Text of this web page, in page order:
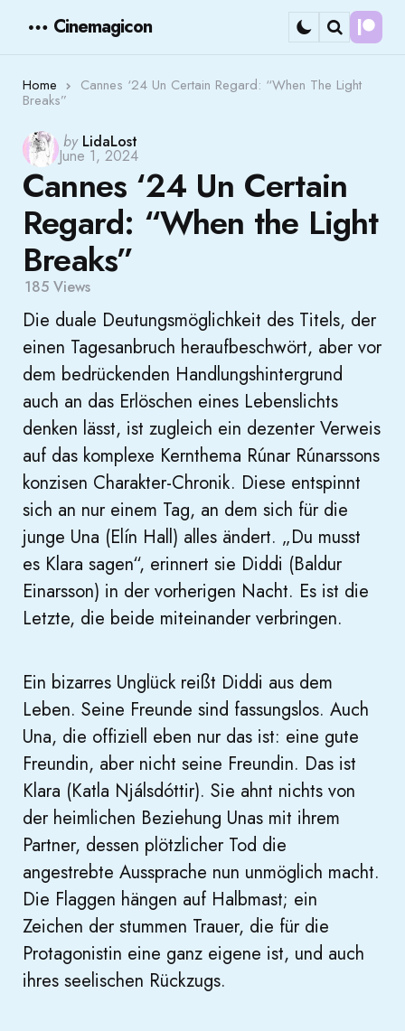
Cinemagicon
Search
Home Cannes ‘24 Un Certain Regard: “When The Light
Breaks”
Posted
by
by LidaLost
June 1, 2024
Cannes ‘24 Un Certain
Regard: “When the Light
Breaks”
185 Views
Die duale Deutungsmöglichkeit des Titels, der
einen Tagesanbruch heraufbeschwört, aber vor
dem bedrückenden Handlungshintergrund
auch an das Erlöschen eines Lebenslichts
denken lässt, ist zugleich ein dezenter Verweis
auf das komplexe Kernthema Rúnar Rúnarssons
konzisen Charakter-Chronik. Diese entspinnt
sich an nur einem Tag, an dem sich für die
junge Una (Elín Hall) alles ändert. „Du musst
es Klara sagen“, erinnert sie Diddi (Baldur
Einarsson) in der vorherigen Nacht. Es ist die
Letzte, die beide miteinander verbringen.
Ein bizarres Unglück reißt Diddi aus dem
Leben. Seine Freunde sind fassungslos. Auch
Una, die offiziell eben nur das ist: eine gute
Freundin, aber nicht seine Freundin. Das ist
Klara (Katla Njálsdóttir). Sie ahnt nichts von
der heimlichen Beziehung Unas mit ihrem
Partner, dessen plötzlicher Tod die
angestrebte Aussprache nun unmöglich macht.
Die Flaggen hängen auf Halbmast; ein
Zeichen der stummen Trauer, die für die
Protagonistin eine ganz eigene ist, und auch
ihres seelischen Rückzugs.